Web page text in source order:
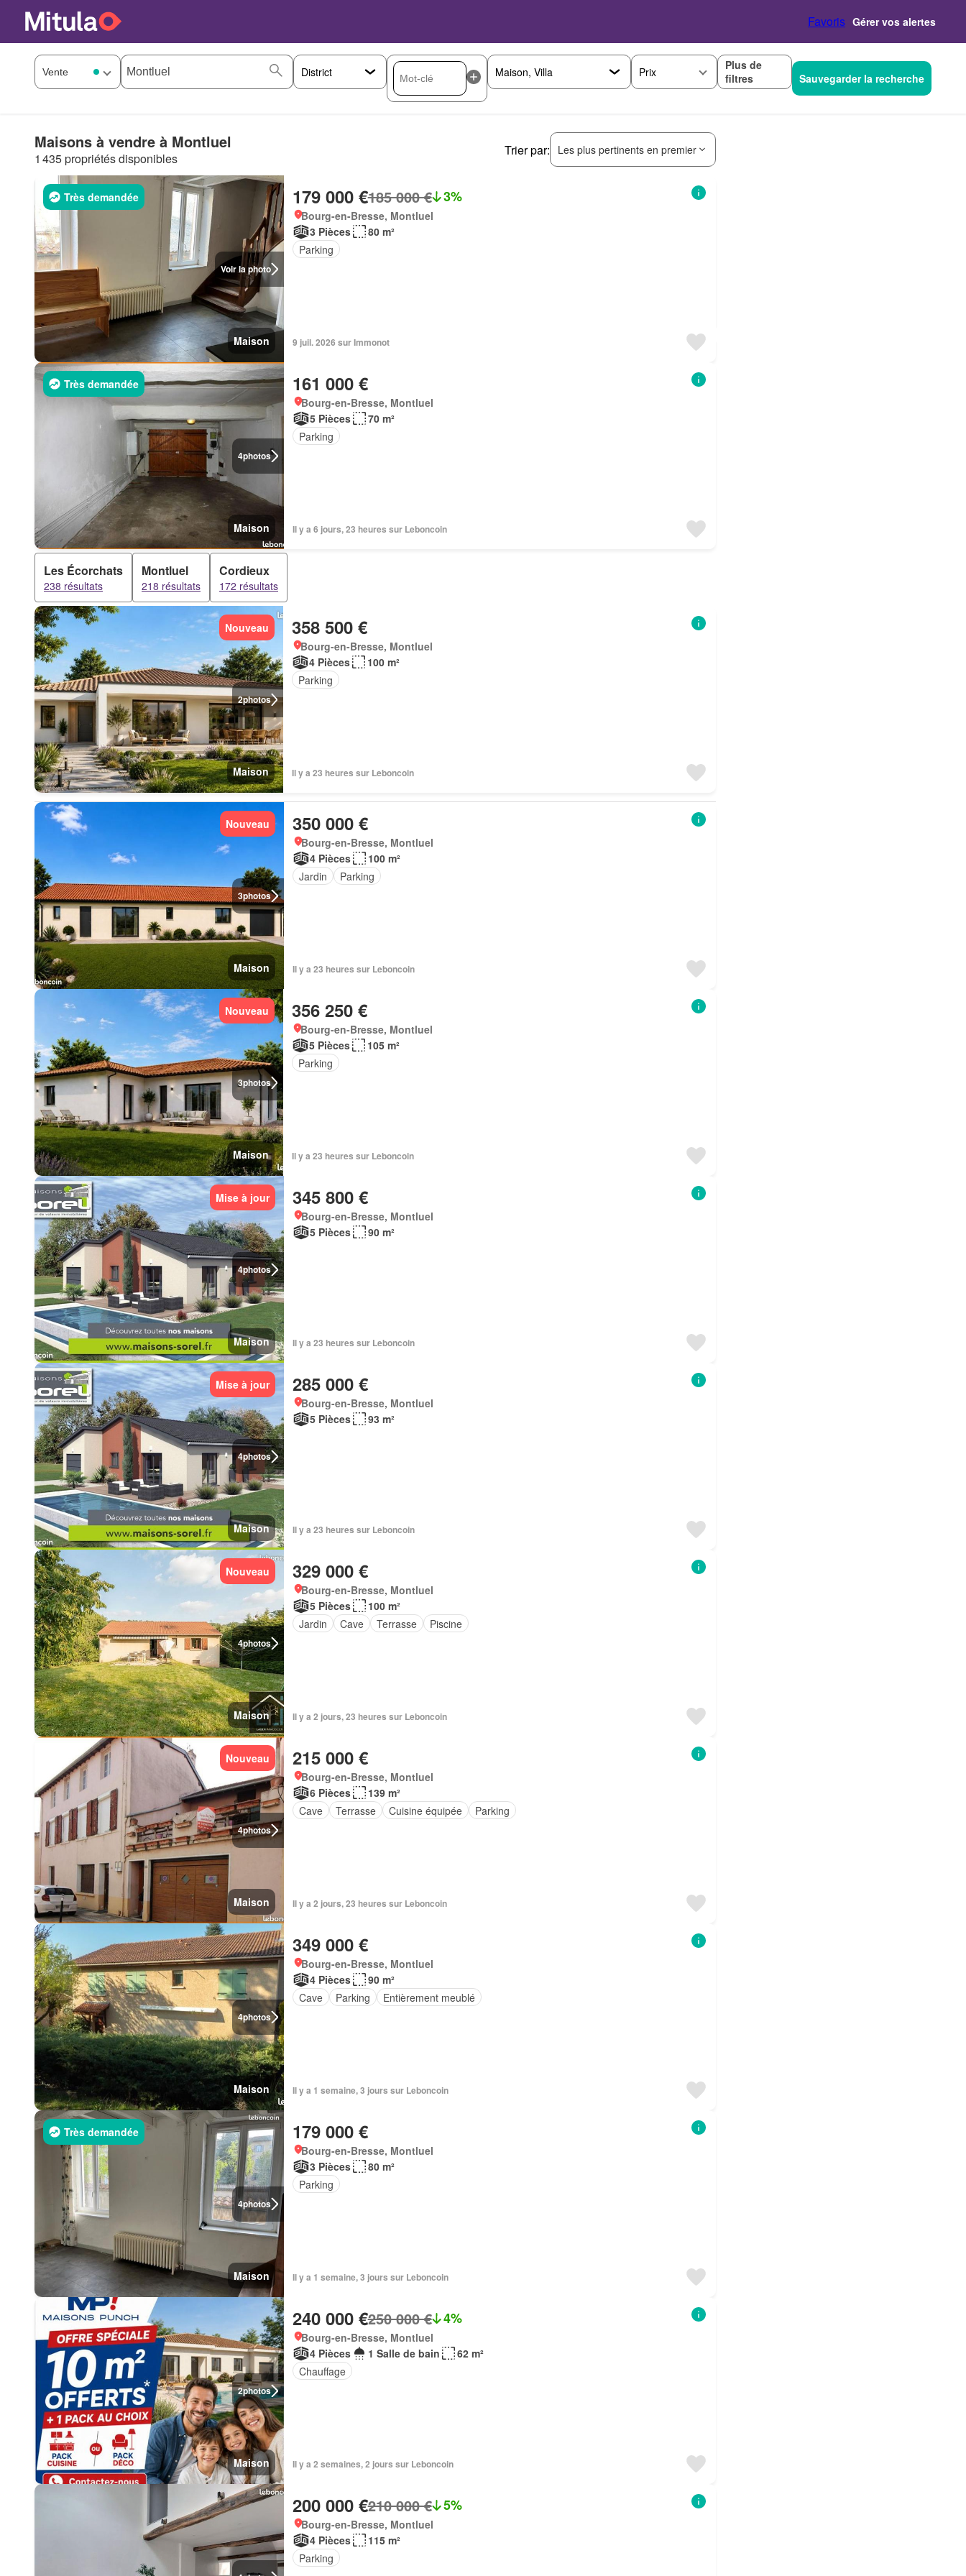
Favoris Gérer vos alertes
Prix
Plus de
filtres
Sauvegarder la recherche
Maisons à vendre à Montluel
1 435 propriétés disponibles
Trier par: Les plus pertinents en premier
Voir la photo
Très demandée
Maison
179 000 €185 000 € 3%
Bourg-en-Bresse, Montluel
3 Pièces
80 m²
Parking
9 juil. 2026 sur Immonot
4photos
Très demandée
Maison
161 000 €
Bourg-en-Bresse, Montluel
5 Pièces
70 m²
Parking
Il y a 6 jours, 23 heures sur Leboncoin
Les Écorchats
238 résultats
Montluel
218 résultats
Cordieux
172 résultats
2photos
Nouveau
Maison
358 500 €
Bourg-en-Bresse, Montluel
4 Pièces
100 m²
Parking
Il y a 23 heures sur Leboncoin
3photos
Nouveau
Maison
350 000 €
Bourg-en-Bresse, Montluel
4 Pièces
100 m²
Jardin
Parking
Il y a 23 heures sur Leboncoin
3photos
Nouveau
Maison
356 250 €
Bourg-en-Bresse, Montluel
5 Pièces
105 m²
Parking
Il y a 23 heures sur Leboncoin
4photos
Mise à jour
Maison
345 800 €
Bourg-en-Bresse, Montluel
5 Pièces
90 m²
Il y a 23 heures sur Leboncoin
4photos
Mise à jour
Maison
285 000 €
Bourg-en-Bresse, Montluel
5 Pièces
93 m²
Il y a 23 heures sur Leboncoin
4photos
Nouveau
Maison
329 000 €
Bourg-en-Bresse, Montluel
5 Pièces
100 m²
Jardin
Cave Terrasse Piscine
Il y a 2 jours, 23 heures sur Leboncoin
4photos
Nouveau
Maison
215 000 €
Bourg-en-Bresse, Montluel
6 Pièces
139 m²
Cave
Terrasse Cuisine équipée Parking
Il y a 2 jours, 23 heures sur Leboncoin
4photos
Maison
349 000 €
Bourg-en-Bresse, Montluel
4 Pièces
90 m²
Cave
Parking Entièrement meublé
Il y a 1 semaine, 3 jours sur Leboncoin
4photos
Très demandée
Maison
179 000 €
Bourg-en-Bresse, Montluel
3 Pièces
80 m²
Parking
Il y a 1 semaine, 3 jours sur Leboncoin
2photos
Maison
240 000 €250 000 € 4%
Bourg-en-Bresse, Montluel
4 Pièces
1 Salle de bain
62 m²
Chauffage
Il y a 2 semaines, 2 jours sur Leboncoin
200 000 €210 000 € 5%
Bourg-en-Bresse, Montluel
4 Pièces
115 m²
Parking